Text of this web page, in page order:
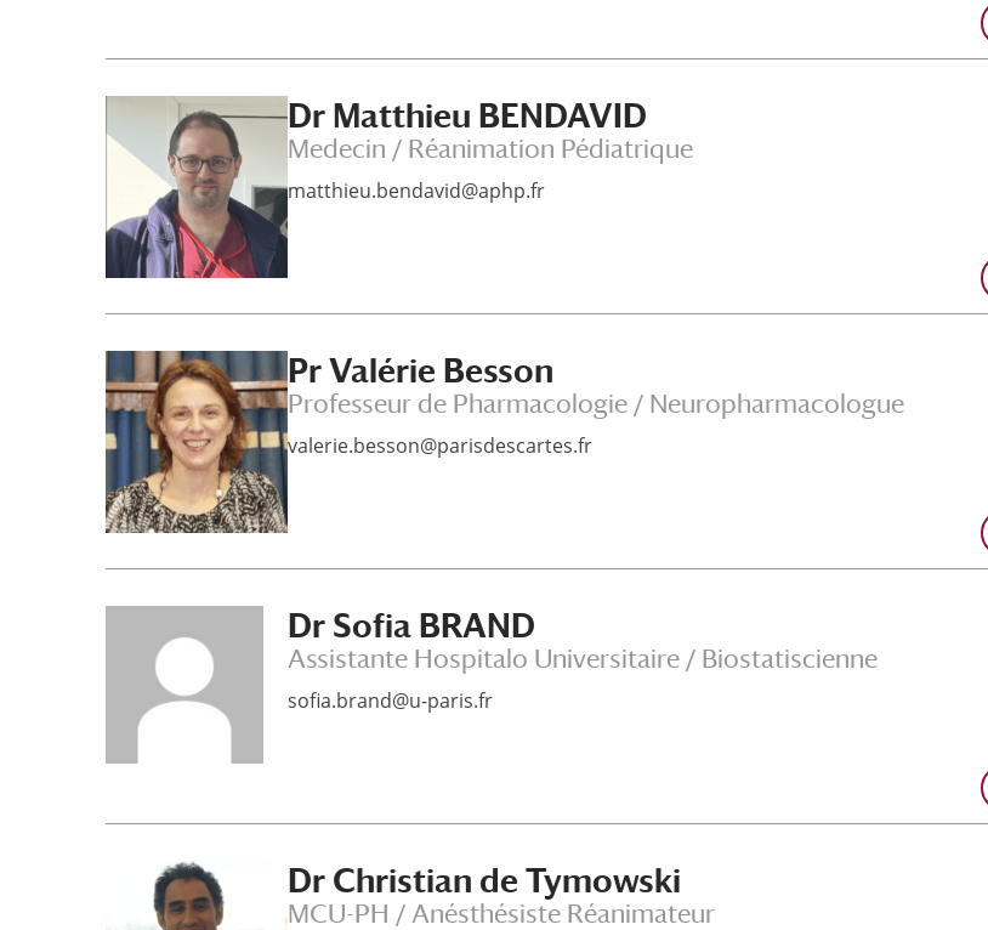
Dr Matthieu BENDAVID
Medecin / Réanimation Pédiatrique
matthieu.bendavid@aphp.fr
Pr Valérie Besson
Professeur de Pharmacologie / Neuropharmacologue
valerie.besson@parisdescartes.fr
Dr Sofia BRAND
Assistante Hospitalo Universitaire / Biostatiscienne
sofia.brand@u-paris.fr
Dr Christian de Tymowski
MCU-PH / Anésthésiste Réanimateur